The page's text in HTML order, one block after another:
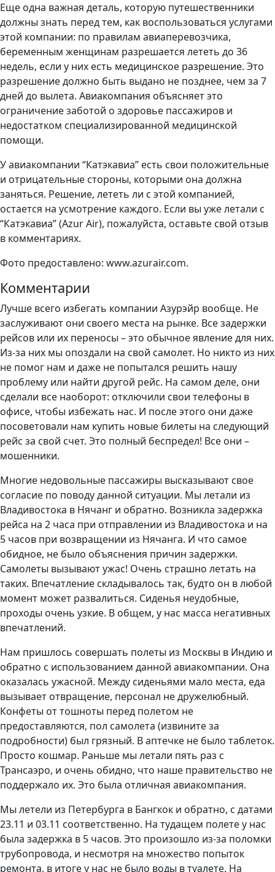
Еще одна важная деталь, которую путешественники
должны знать перед тем, как воспользоваться услугами
этой компании: по правилам авиаперевозчика,
беременным женщинам разрешается лететь до 36
недель, если у них есть медицинское разрешение. Это
разрешение должно быть выдано не позднее, чем за 7
дней до вылета. Авиакомпания объясняет это
ограничение заботой о здоровье пассажиров и
недостатком специализированной медицинской
помощи.
У авиакомпании “Катэкавиа” есть свои положительные
и отрицательные стороны, которыми она должна
заняться. Решение, лететь ли с этой компанией,
остается на усмотрение каждого. Если вы уже летали с
“Катэкавиа” (Azur Air), пожалуйста, оставьте свой отзыв
в комментариях.
Фото предоставлено: www.azurair.com.
Комментарии
Лучше всего избегать компании Азурэйр вообще. Не
заслуживают они своего места на рынке. Все задержки
рейсов или их переносы – это обычное явление для них.
Из-за них мы опоздали на свой самолет. Но никто из них
не помог нам и даже не попытался решить нашу
проблему или найти другой рейс. На самом деле, они
сделали все наоборот: отключили свои телефоны в
офисе, чтобы избежать нас. И после этого они даже
посоветовали нам купить новые билеты на следующий
рейс за свой счет. Это полный беспредел! Все они –
мошенники.
Многие недовольные пассажиры высказывают свое
согласие по поводу данной ситуации. Мы летали из
Владивостока в Нячанг и обратно. Возникла задержка
рейса на 2 часа при отправлении из Владивостока и на
5 часов при возвращении из Нячанга. И что самое
обидное, не было объяснения причин задержки.
Самолеты вызывают ужас! Очень страшно летать на
таких. Впечатление складывалось так, будто он в любой
момент может развалиться. Сиденья неудобные,
проходы очень узкие. В общем, у нас масса негативных
впечатлений.
Нам пришлось совершать полеты из Москвы в Индию и
обратно с использованием данной авиакомпании. Она
оказалась ужасной. Между сиденьями мало места, еда
вызывает отвращение, персонал не дружелюбный.
Конфеты от тошноты перед полетом не
предоставляются, пол самолета (извините за
подробности) был грязный. В аптечке не было таблеток.
Просто кошмар. Раньше мы летали пять раз с
Трансаэро, и очень обидно, что наше правительство не
поддержало их. Это была отличная авиакомпания.
Мы летели из Петербурга в Бангкок и обратно, с датами
23.11 и 03.11 соответственно. На тудащем полете у нас
была задержка в 5 часов. Это произошло из-за поломки
трубопровода, и несмотря на множество попыток
ремонта, в итоге у нас не было воды в туалете. На